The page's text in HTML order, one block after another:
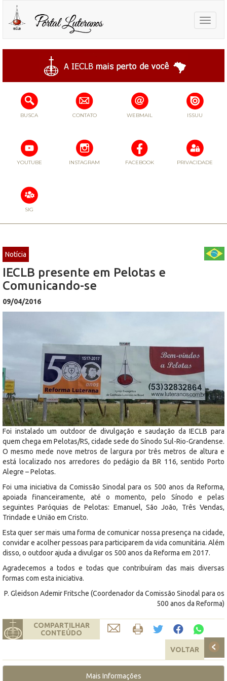
Toggle
BUSCA CONTATO WEBMAIL ISSUU
YOUTUBE INSTAGRAM FACEBOOK PRIVACIDADE
SIG
Notícia
IECLB presente em Pelotas e
Comunicando-se
09/04/2016
Foi instalado um outdoor de divulgação e saudação da IECLB para
quem chega em Pelotas/RS, cidade sede do Sínodo Sul-Rio-Grandense.
O mesmo mede nove metros de largura por três metros de altura e
está localizado nos arredores do pedágio da BR 116, sentido Porto
Alegre – Pelotas.
Foi uma iniciativa da Comissão Sinodal para os 500 anos da Reforma,
apoiada financeiramente, até o momento, pelo Sínodo e pelas
seguintes Paróquias de Pelotas: Emanuel, São João, Três Vendas,
Trindade e União em Cristo.
Esta quer ser mais uma forma de comunicar nossa presença na cidade,
convidar e acolher pessoas para participarem da vida comunitária. Além
disso, o outdoor ajuda a divulgar os 500 anos da Reforma em 2017.
Agradecemos a todos e todas que contribuíram das mais diversas
formas com esta iniciativa.
P. Gleidson Ademir Fritsche (Coordenador da Comissão Sinodal para os
500 anos da Reforma)
COMPARTILHAR
CONTEÚDO
VOLTAR
Mais Informações